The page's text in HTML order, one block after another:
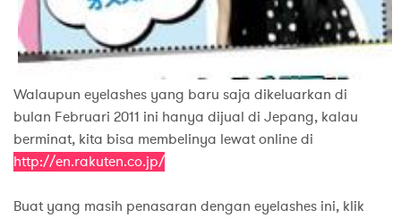
Walaupun eyelashes yang baru saja dikeluarkan di
bulan Februari 2011 ini hanya dijual di Jepang, kalau
berminat, kita bisa membelinya lewat online di
http://en.rakuten.co.jp/
Buat yang masih penasaran dengan eyelashes ini, klik